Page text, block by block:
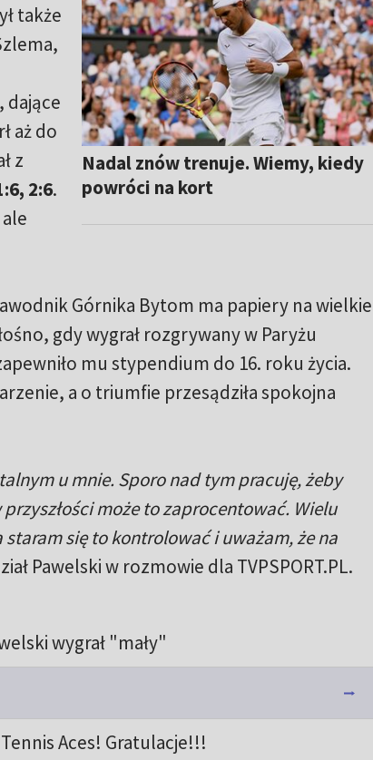
Nadal znów trenuje. Wiemy, kiedy
powróci na kort
także
dające
aż do
z
2:6.
Górnika Bytom ma papiery na wielkie
gdy wygrał rozgrywany w Paryżu
mu stypendium do 16. roku życia.
a o triumfie przesądziła spokojna
u mnie. Sporo nad tym pracuję, żeby
może to zaprocentować. Wielu
się to kontrolować i uważam, że na
Pawelski w rozmowie dla TVPSPORT.PL.
wygrał "mały"
Aces! Gratulacje!!!